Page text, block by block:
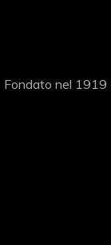
Fondato nel